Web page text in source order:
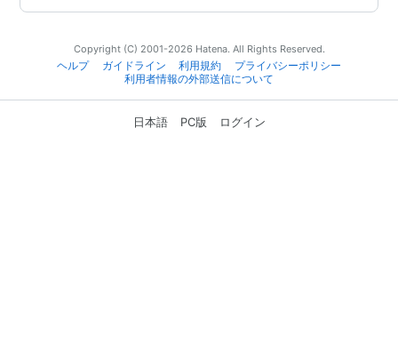
Copyright (C) 2001-2026 Hatena. All Rights Reserved.
ヘルプ
ガイドライン 利用規約
プライバシーポリシー
利用者情報の外部送信について
日本語 PC版 ログイン